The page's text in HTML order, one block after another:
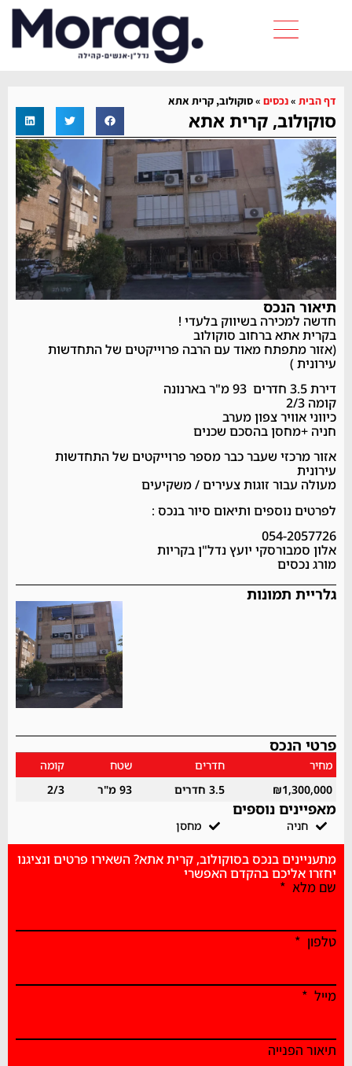
דף הבית »נכסים »סוקולוב, קרית אתא
סוקולוב, קרית אתא
תיאור הנכס
חדשה למכירה בשיווק בלעדי !
בקרית אתא ברחוב סוקולוב
(אזור מתפתח מאוד עם הרבה פרוייקטים של התחדשות
עירונית )
דירת 3.5 חדרים 93 מ"ר בארנונה
קומה 2/3
כיווני אוויר צפון מערב
חניה +מחסן בהסכם שכנים
אזור מרכזי שעבר כבר מספר פרוייקטים של התחדשות
עירונית
מעולה עבור זוגות צעירים / משקיעים
לפרטים נוספים ותיאום סיור בנכס :
054-2057726
אלון סמבורסקי יועץ נדל"ן בקריות
מורג נכסים
גלריית תמונות
פרטי הנכס
מחיר חדרים שטח
קומה
₪1,300,000
3.5 חדרים 93 מ"ר 2/3
מאפיינים נוספים
חניה מחסן
מתעניינים בנכס בסוקולוב, קרית אתא? השאירו פרטים ונציגנו
יחזרו אליכם בהקדם האפשרי
שם מלא
טלפון
מייל
תיאור הפנייה